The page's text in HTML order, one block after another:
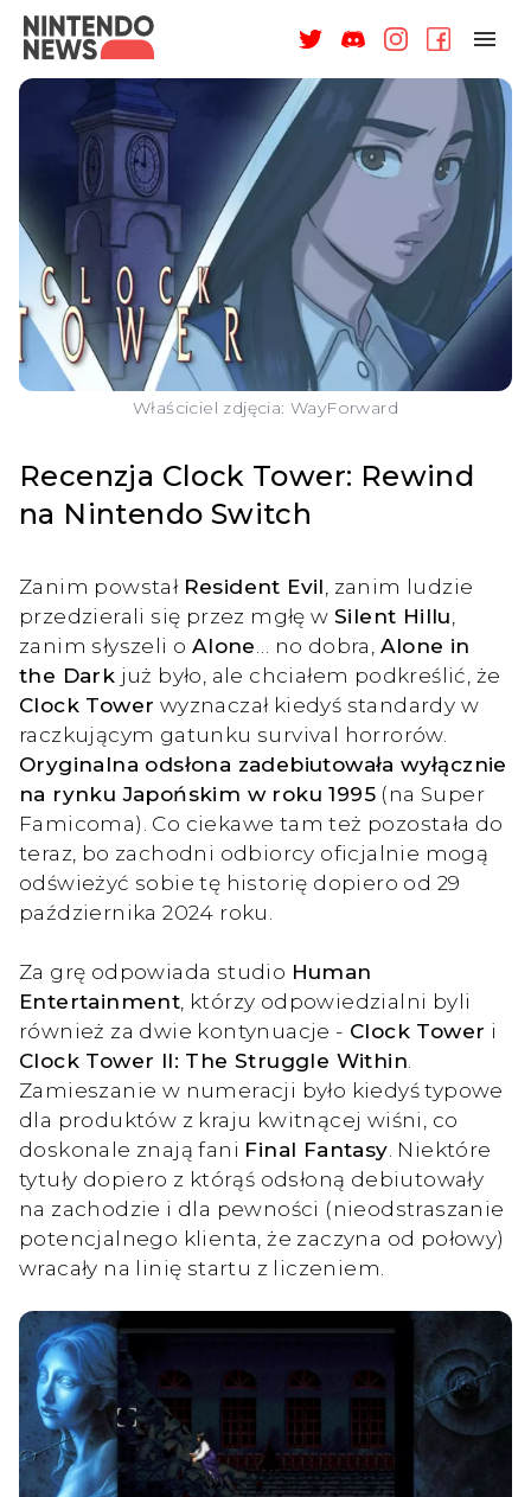
NAGRODY
NEWSY
RECENZJE
ARTYKUŁY
WSPARCIE
O NAS
ZALOGUJ
Właściciel zdjęcia: WayForward
Recenzja Clock Tower: Rewind
na Nintendo Switch
Zanim powstał Resident Evil , zanim ludzie
przedzierali się przez mgłę w Silent Hillu
zanim słyszeli o Alone … no dobra, Alone in
the Dark już było, ale chciałem podkreślić, że
Clock Tower wyznaczał kiedyś standardy w
raczkującym gatunku survival horrorów.
Oryginalna odsłona zadebiutowała wyłącznie
na rynku Japońskim w roku 1995 (na Super
Famicoma). Co ciekawe tam też pozostała do
teraz, bo zachodni odbiorcy oficjalnie mogą
odświeżyć sobie tę historię dopiero od 29
października 2024 roku.
Za grę odpowiada studio Human
Entertainment , którzy odpowiedzialni byli
również za dwie kontynuacje - Clock Tower i
Clock Tower II: The Struggle Within
Zamieszanie w numeracji było kiedyś typowe
dla produktów z kraju kwitnącej wiśni, co
doskonale znają fani Final Fantasy . Niektóre
tytuły dopiero z którąś odsłoną debiutowały
na zachodzie i dla pewności (nieodstraszanie
potencjalnego klienta, że zaczyna od połowy)
wracały na linię startu z liczeniem.